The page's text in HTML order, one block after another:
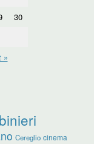
30
»
Cereglio cinema